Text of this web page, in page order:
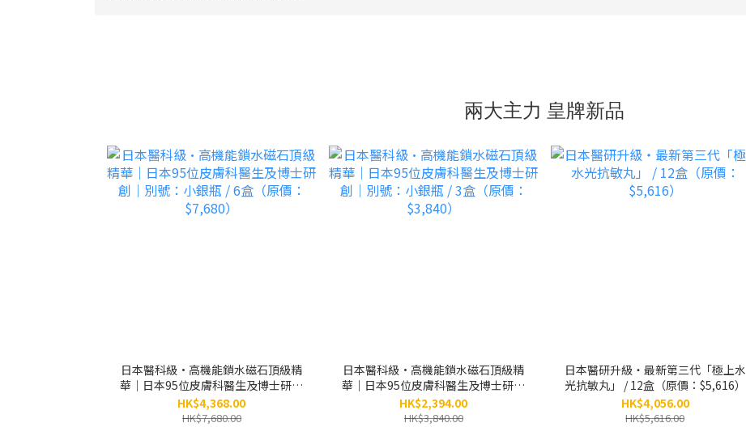
兩大主力 皇牌新品
日本醫科級•高機能鎖水磁石頂級精
華｜日本95位皮膚科醫生及博士研創
｜別號：小銀瓶 / 6盒（原價：
$7,680）
HK$4,368.00
HK$7,680.00
日本醫科級•高機能鎖水磁石頂級精
華｜日本95位皮膚科醫生及博士研創
｜別號：小銀瓶 / 3盒（原價：
$3,840）
HK$2,394.00
HK$3,840.00
日本醫研升級・最新第三代「極上水
光抗敏丸」 / 12盒（原價：$5,616）
HK$4,056.00
HK$5,616.00